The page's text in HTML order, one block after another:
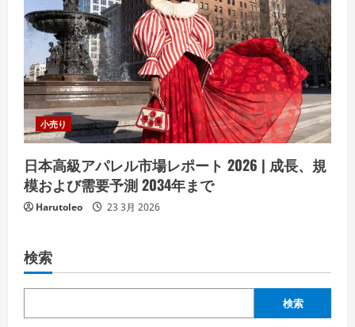
小売り
日本高級アパレル市場レポート 2026 | 成長、規
模および需要予測 2034年まで
Harutoleo 23 3月 2026
検索
検索